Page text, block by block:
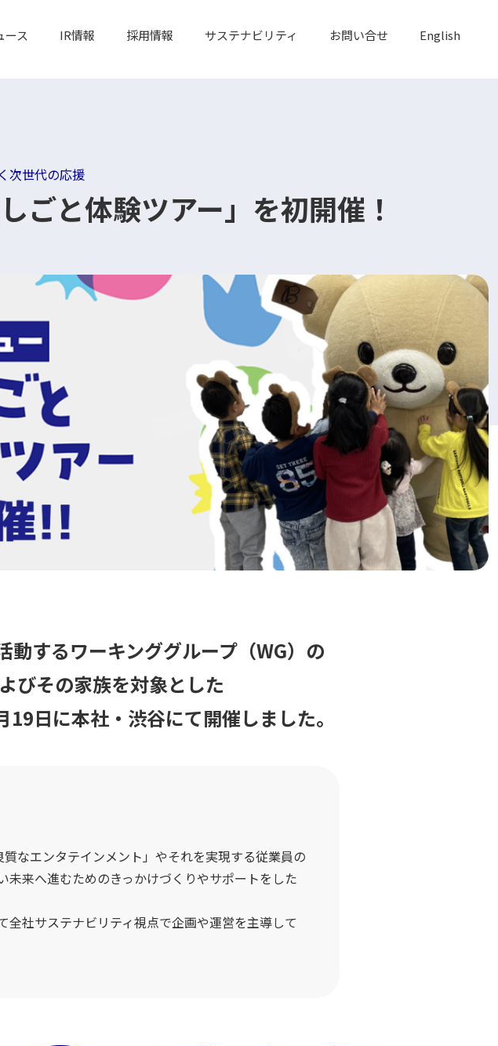
ース IR情報 採用情報 サステナビリティ お問い合せ English
次世代の応援
ごと体験ツアー」 を初開催！
動するワーキンググループ（WG）の
びその家族を対象とした
19日に本社・渋谷にて開催しました。
なエンタテインメント」やそれを実現する従業員の
未来へ進むためのきっかけづくりやサポートをした
社サステナビリティ視点で企画や運営を主導して